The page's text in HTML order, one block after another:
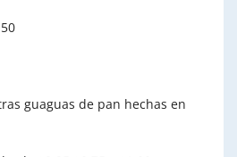
guaguas de pan hechas en